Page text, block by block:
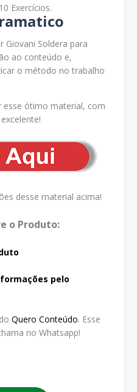
Exercícios.
Giovani Soldera para
ao conteúdo e,
o método no trabalho
esse ótimo material, com
desse material acima!
o Produto:
pelo
Quero Conteúdo. Esse
no Whatsapp!